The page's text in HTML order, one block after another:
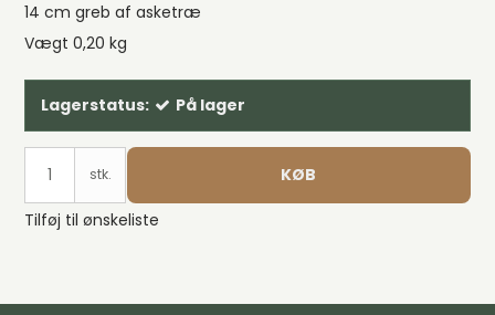
14 cm greb af asketræ
Vægt 0,20 kg
Lagerstatus: På lager
stk. KØB
Tilføj til ønskeliste